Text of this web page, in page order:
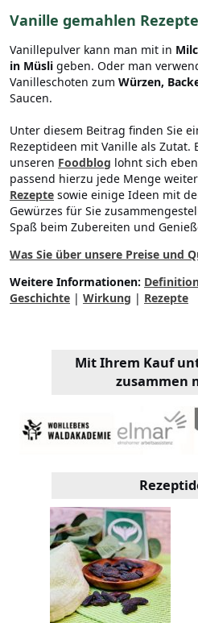
Vanille gemahlen Rezepte
Vanillepulver kann man mit in
in Müsli geben. Oder man
Vanilleschoten zum Würzen,
Saucen.
Unter diesem Beitrag finden Sie
Rezeptideen mit Vanille als Zutat.
unseren Foodblog lohnt sich
passend hierzu jede Menge
Rezepte sowie einige Ideen mit
Gewürzes für Sie
Spaß beim Zubereiten und
Was Sie über unsere Preise und
Weitere Informationen:
Geschichte | Wirkung | Rezepte
Mit Ihrem Kauf
zusammen